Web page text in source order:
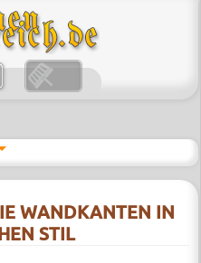
WANDKANTEN IN
STIL